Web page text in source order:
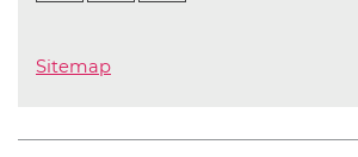
Sitemap